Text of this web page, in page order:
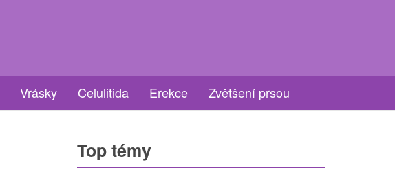
Vrásky Celulitida Erekce Zvětšení prsou
Top témy